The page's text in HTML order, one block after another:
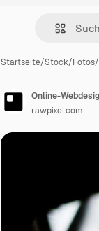
Startseite/Stock/Fotos/
Online-
rawpixel.com